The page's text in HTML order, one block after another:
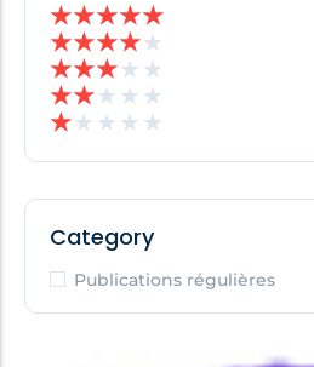
★★★★★
★★★★★
★★★★ ★
★★★ ★ ★
★★ ★ ★ ★
Category
Publications régulières